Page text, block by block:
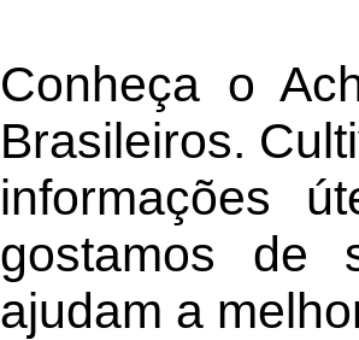
Conheça o
Brasileiros.
informações
gostamos de
ajudam a